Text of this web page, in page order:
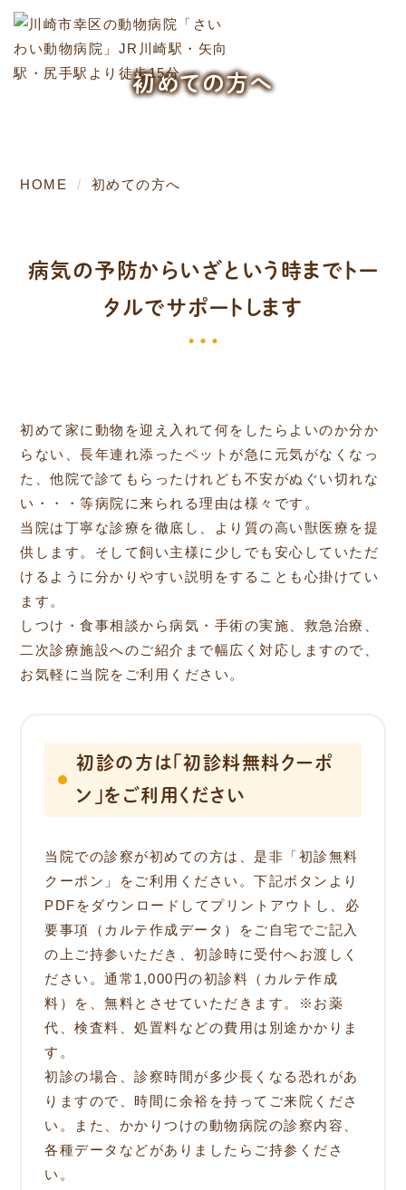
初めての方へ
HOME 初めての方へ
病気の予防からいざという時までトー
タルでサポートします
初めて家に動物を迎え入れて何をしたらよいのか分か
らない、長年連れ添ったペットが急に元気がなくなっ
た、他院で診てもらったけれども不安がぬぐい切れな
い・・・等病院に来られる理由は様々です。
当院は丁寧な診療を徹底し、より質の高い獣医療を提
供します。そして飼い主様に少しでも安心していただ
けるように分かりやすい説明をすることも心掛けてい
ます。
しつけ・食事相談から病気・手術の実施、救急治療、
二次診療施設へのご紹介まで幅広く対応しますので、
お気軽に当院をご利用ください。
初診の方は「初診料無料クーポ
ン」をご利用ください
当院での診察が初めての方は、是非「初診無料
クーポン」をご利用ください。下記ボタンより
PDFをダウンロードしてプリントアウトし、必
要事項（カルテ作成データ）をご自宅でご記入
の上ご持参いただき、初診時に受付へお渡しく
ださい。通常1,000円の初診料（カルテ作成
料）を、無料とさせていただきます。※お薬
代、検査料、処置料などの費用は別途かかりま
す。
初診の場合、診察時間が多少長くなる恐れがあ
りますので、時間に余裕を持ってご来院くださ
い。また、かかりつけの動物病院の診察内容、
各種データなどがありましたらご持参くださ
い。